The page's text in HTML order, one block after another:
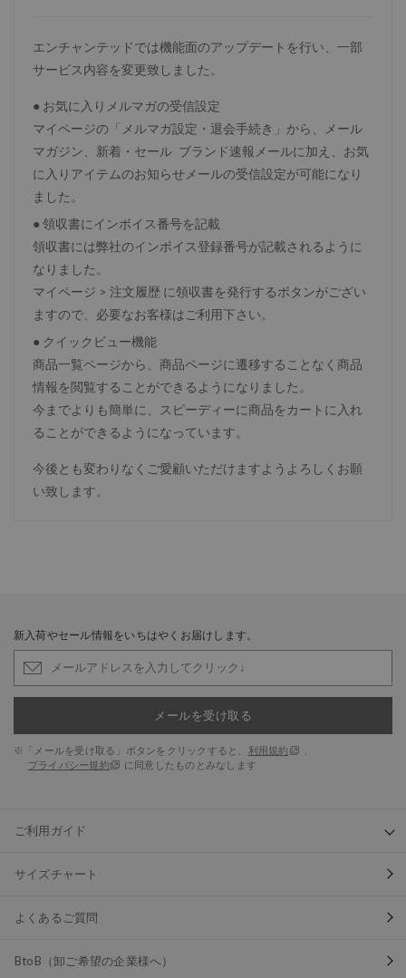
エンチャンテッドでは機能面のアップデートを行い、一部
サービス内容を変更致しました。
● お気に入りメルマガの受信設定
マイページの「メルマガ設定・退会手続き」から、メール
マガジン、新着・セール ブランド速報メールに加え、お気
に入りアイテムのお知らせメールの受信設定が可能になり
ました。
● 領収書にインボイス番号を記載
領収書には弊社のインボイス登録番号が記載されるように
なりました。
マイページ > 注文履歴 に領収書を発行するボタンがござい
ますので、必要なお客様はご利用下さい。
● クイックビュー機能
商品一覧ページから、商品ページに遷移することなく商品
情報を閲覧することができるようになりました。
今までよりも簡単に、スピーディーに商品をカートに入れ
ることができるようになっています。
今後とも変わりなくご愛顧いただけますようよろしくお願
い致します。
新入荷やセール情報をいちはやくお届けします。
メールを受け取る
※「メールを受け取る」ボタンをクリックすると、 利用規約
プライバシー規約
に同意したものとみなします
ご利用ガイド
サイズチャート
よくあるご質問
BtoB（卸ご希望の企業様へ）